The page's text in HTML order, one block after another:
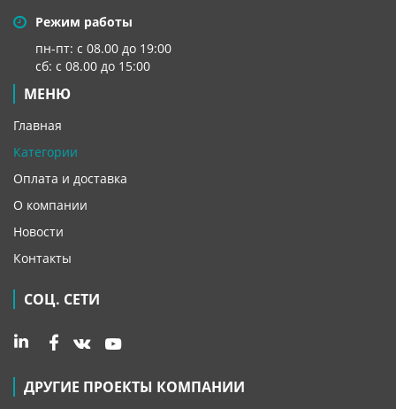
Режим работы
пн-пт: с 08.00 до 19:00
сб: с 08.00 до 15:00
МЕНЮ
Главная
Категории
Оплата и доставка
О компании
Новости
Контакты
СОЦ. СЕТИ
ДРУГИЕ ПРОЕКТЫ КОМПАНИИ